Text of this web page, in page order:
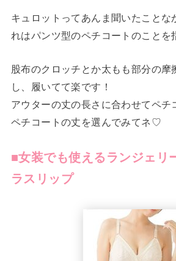
キュロットってあんま聞いたことな
れはパンツ型のペチコートのことを
股布のクロッチとか太もも部分の摩
し、履いてて楽です！
アウターの丈の長さに合わせてペチ
ペチコートの丈を選んでみてネ♡
■女装でも使えるランジェ
ラスリップ